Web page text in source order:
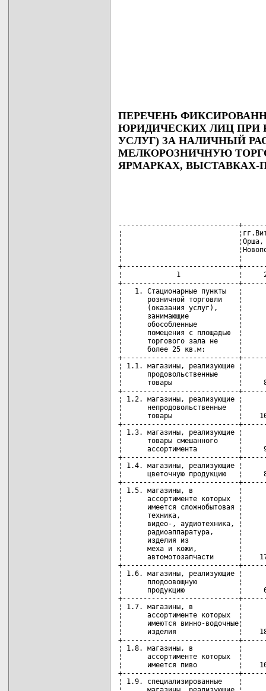
ПЕРЕЧЕНЬ
ЮРИДИЧЕСКИХ ЛИЦ ПРИ
УСЛУГ) ЗА НАЛИЧНЫЙ
МЕЛКОРОЗНИЧНУЮ
ЯРМАРКАХ, ВЫСТАВКАХ-
-----------------------------+-------------+--------------+---------
¦                            ¦гг.Витебск,  ¦Райцентры и   ¦Прочие  ¦
¦                            ¦Орша, Полоцк,¦гг.Новолукомль¦населен-¦
¦                            ¦Новополоцк   ¦и Лепель      ¦ные     ¦
¦                            ¦             ¦              ¦пункты  ¦
+----------------------------+-------------+--------------+--------+
¦             1              ¦     2       ¦      3       ¦    4   ¦
+----------------------------+-------------+--------------+--------+
¦   1. Стационарные пункты   ¦             ¦              ¦        ¦
¦      розничной торговли    ¦             ¦              ¦        ¦
¦      (оказания услуг),     ¦             ¦              ¦        ¦
¦      занимающие            ¦             ¦              ¦        ¦
¦      обособленные          ¦             ¦              ¦        ¦
¦      помещения с площадью  ¦             ¦              ¦        ¦
¦      торгового зала не     ¦             ¦              ¦        ¦
¦      более 25 кв.м:        ¦             ¦              ¦        ¦
+----------------------------+-------------+--------------+--------+
¦ 1.1. магазины, реализующие ¦             ¦              ¦        ¦
¦      продовольственные     ¦             ¦              ¦        ¦
¦      товары                ¦     8       ¦      6       ¦   5    ¦
+----------------------------+-------------+--------------+--------+
¦ 1.2. магазины, реализующие ¦             ¦              ¦        ¦
¦      непродовольственные   ¦             ¦              ¦        ¦
¦      товары                ¦    10       ¦      8       ¦   6    ¦
+----------------------------+-------------+--------------+--------+
¦ 1.3. магазины, реализующие ¦             ¦              ¦        ¦
¦      товары смешанного     ¦             ¦              ¦        ¦
¦      ассортимента          ¦     9       ¦      7       ¦   5    ¦
+----------------------------+-------------+--------------+--------+
¦ 1.4. магазины, реализующие ¦             ¦              ¦        ¦
¦      цветочную продукцию   ¦     8       ¦      6       ¦   5    ¦
+----------------------------+-------------+--------------+--------+
¦ 1.5. магазины, в           ¦             ¦              ¦        ¦
¦      ассортименте которых  ¦             ¦              ¦        ¦
¦      имеется сложнобытовая ¦             ¦              ¦        ¦
¦      техника,              ¦             ¦              ¦        ¦
¦      видео-, аудиотехника, ¦             ¦              ¦        ¦
¦      радиоаппаратура,      ¦             ¦              ¦        ¦
¦      изделия из            ¦             ¦              ¦        ¦
¦      меха и кожи,          ¦             ¦              ¦        ¦
¦      автомотозапчасти      ¦    17       ¦     14       ¦  10    ¦
+----------------------------+-------------+--------------+--------+
¦ 1.6. магазины, реализующие ¦             ¦              ¦        ¦
¦      плодоовощную          ¦             ¦              ¦        ¦
¦      продукцию             ¦     6       ¦      5       ¦   4    ¦
+----------------------------+-------------+--------------+--------+
¦ 1.7. магазины, в           ¦             ¦              ¦        ¦
¦      ассортименте которых  ¦             ¦              ¦        ¦
¦      имеются винно-водочные¦             ¦              ¦        ¦
¦      изделия               ¦    18       ¦     14       ¦  10    ¦
+----------------------------+-------------+--------------+--------+
¦ 1.8. магазины, в           ¦             ¦              ¦        ¦
¦      ассортименте которых  ¦             ¦              ¦        ¦
¦      имеется пиво          ¦    16       ¦     13       ¦   9    ¦
+----------------------------+-------------+--------------+--------+
¦ 1.9. специализированные    ¦             ¦              ¦        ¦
¦      магазины, реализующие ¦             ¦              ¦        ¦
¦      предметы личной       ¦             ¦              ¦        ¦
¦      гигиены, очковую      ¦             ¦              ¦        ¦
¦      оптику                ¦     7       ¦      6       ¦   4    ¦
+----------------------------+-------------+--------------+--------+
¦1.10. специализированные    ¦             ¦              ¦        ¦
¦      магазины, реализующие ¦             ¦              ¦        ¦
¦      газетную и книжную    ¦             ¦              ¦        ¦
¦      продукцию             ¦     6       ¦      5       ¦   4    ¦
+----------------------------+-------------+--------------+--------+
¦1.11. предприятия           ¦             ¦              ¦        ¦
¦      общественного питания ¦     6       ¦      5       ¦   4    ¦
+----------------------------+-------------+--------------+--------+
¦1.12. предприятия           ¦             ¦              ¦        ¦
¦      общественного питания ¦             ¦              ¦        ¦
¦      с реализацией         ¦             ¦              ¦        ¦
¦      алкогольных и табачных¦             ¦              ¦        ¦
¦